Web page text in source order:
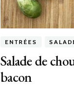
ENTRÉES
Salade de
bacon